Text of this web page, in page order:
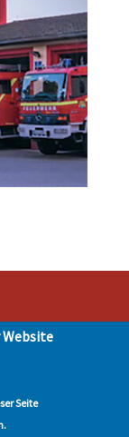
Hohen Neuendorf •
Alle Rechte
Seite